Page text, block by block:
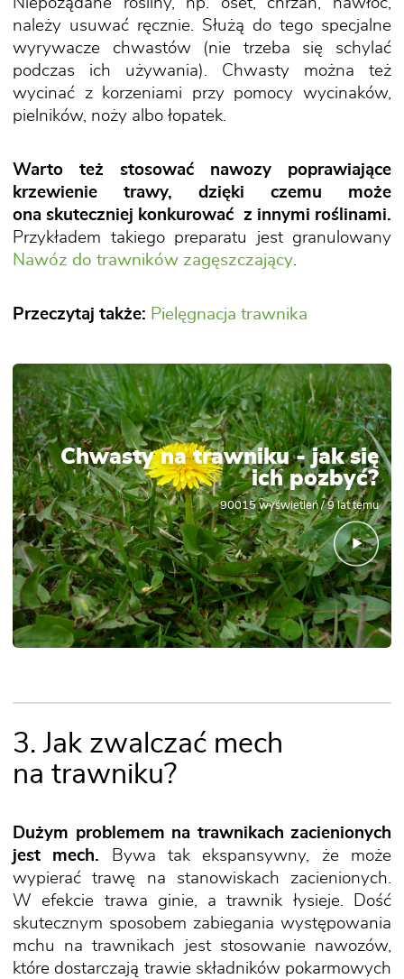
należy usuwać ręcznie. Służą do tego specjalne
wyrywacze chwastów (nie trzeba się schylać
podczas ich używania). Chwasty można też
wycinać z korzeniami przy pomocy wycinaków,
pielników, noży albo łopatek.
Warto też stosować nawozy poprawiające
krzewienie trawy, dzięki czemu może
ona skuteczniej konkurować z innymi roślinami.
Przykładem takiego preparatu jest granulowany
Nawóz do trawników zagęszczający.
Przeczytaj także: Pielęgnacja trawnika
Chwasty na trawniku - jak się
ich pozbyć?
90015wyświetleń /9 lat temu
3. Jak zwalczać mech
na trawniku?
Dużym problemem na trawnikach zacienionych
jest mech. Bywa tak ekspansywny, że może
wypierać trawę na stanowiskach zacienionych.
W efekcie trawa ginie, a trawnik łysieje. Dość
skutecznym sposobem zabiegania występowania
mchu na trawnikach jest stosowanie nawozów,
które dostarczają trawie składników pokarmowych